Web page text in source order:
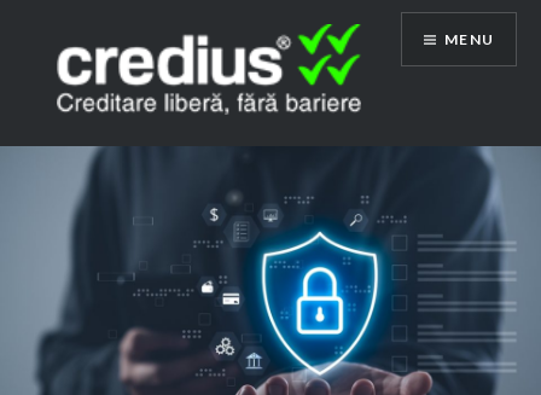
content
MENU